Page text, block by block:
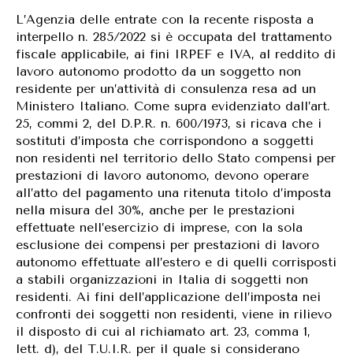
L’Agenzia delle entrate con la recente risposta a
interpello n. 285/2022 si è occupata del trattamento
fiscale applicabile, ai fini IRPEF e IVA, al reddito di
lavoro autonomo prodotto da un soggetto non
residente per un’attività di consulenza resa ad un
Ministero Italiano. Come supra evidenziato dall’art.
25, commi 2, del D.P.R. n. 600/1973, si ricava che i
sostituti d’imposta che corrispondono a soggetti
non residenti nel territorio dello Stato compensi per
prestazioni di lavoro autonomo, devono operare
all’atto del pagamento una ritenuta titolo d’imposta
nella misura del 30%, anche per le prestazioni
effettuate nell’esercizio di imprese, con la sola
esclusione dei compensi per prestazioni di lavoro
autonomo effettuate all’estero e di quelli corrisposti
a stabili organizzazioni in Italia di soggetti non
residenti. Ai fini dell’applicazione dell’imposta nei
confronti dei soggetti non residenti, viene in rilievo
il disposto di cui al richiamato art. 23, comma 1,
lett. d), del T.U.I.R. per il quale si considerano